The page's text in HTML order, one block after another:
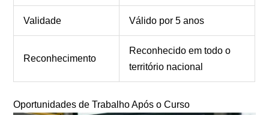
Validade Válido por 5 anos
Reconhecimento
Reconhecido em todo o
território nacional
Oportunidades de Trabalho Após o Curso